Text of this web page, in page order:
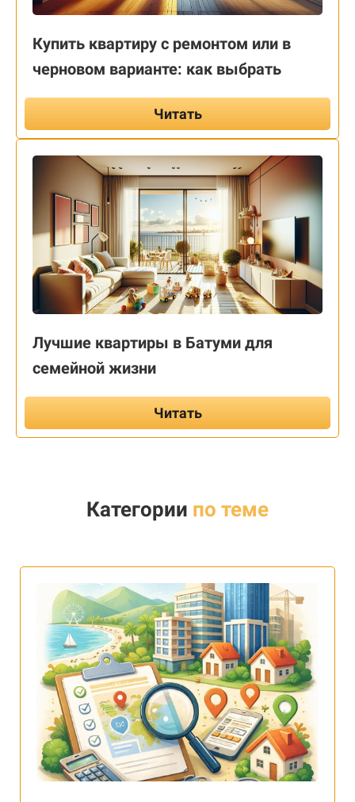
Купить квартиру с ремонтом или в
черновом варианте: как выбрать
Читать
Лучшие квартиры в Батуми для
семейной жизни
Читать
Категории по теме